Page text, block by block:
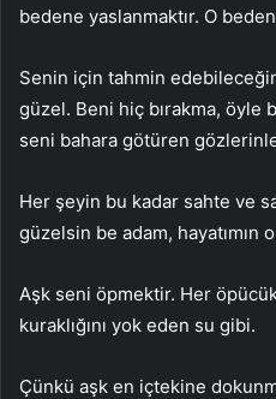
bedene yaslanmaktır. O
Senin için tahmin
güzel. Beni hiç bırakma, öyle
seni bahara götüren
Her şeyin bu kadar sahte ve
güzelsin be adam, hayatımın
Aşk seni öpmektir. Her
kuraklığını yok eden su gibi.
Çünkü aşk en içtekine